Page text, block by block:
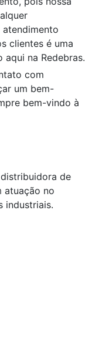
clientes é uma
na Redebras.
com
um bem-
bem-vindo à
de
atuação no
industriais.